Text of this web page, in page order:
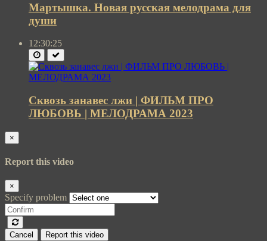
Мартышка. Новая русская мелодрама для
души
12:30:25
Сквозь занавес лжи | ФИЛЬМ ПРО
ЛЮБОВЬ | МЕЛОДРАМА 2023
×
Report this video
×
Specify problem
Cancel
Report this video